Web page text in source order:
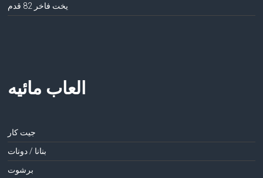
يخت فاخر 82 قدم
العاب مائيه
جيت كار
بنانا / دونات
برشوت